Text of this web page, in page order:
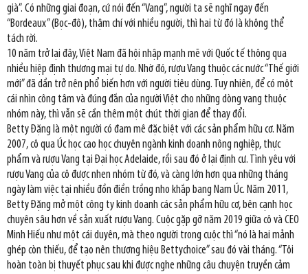
già”. Có những giai đoạn, cứ nói đến “Vang”, người ta sẽ nghĩ ngay đến
“Bordeaux” (Bọc-đô), thậm chí với nhiều người, thì hai từ đó là không thể
tách rời.
10 năm trở lại đây, Việt Nam đã hội nhập mạnh mẽ với Quốc tế thông qua
nhiều hiệp định thương mại tự do. Nhờ đó, rượu Vang thuộc các nước “Thế giới
mới” đã dần trở nên phổ biến hơn với người tiêu dùng. Tuy nhiên, để có một
cái nhìn công tâm và đúng đắn của người Việt cho những dòng vang thuộc
nhóm này, thì vẫn sẽ cần thêm một chút thời gian để thay đổi.
Betty Đặng là một người có đam mê đặc biệt với các sản phẩm hữu cơ. Năm
2007, cô qua Úc học cao học chuyên ngành kinh doanh nông nghiệp, thực
phẩm và rượu Vang tại Đại học Adelaide, rồi sau đó ở lại định cư. Tình yêu với
rượu Vang của cô được nhen nhóm từ đó, và càng lớn hơn qua những tháng
ngày làm việc tại nhiều đồn điền trồng nho khắp bang Nam Úc. Năm 2011,
Betty Đặng mở một công ty kinh doanh các sản phẩm hữu cơ, bên cạnh học
chuyên sâu hơn về sản xuất rượu Vang. Cuộc gặp gỡ năm 2019 giữa cô và CEO
Minh Hiếu như một cái duyên, mà theo người trong cuộc thì “nó là hai mảnh
ghép còn thiếu, để tạo nên thương hiệu Bettychoice” sau đó vài tháng. “Tôi
hoàn toàn bị thuyết phục sau khi được nghe những câu chuyện truyền cảm